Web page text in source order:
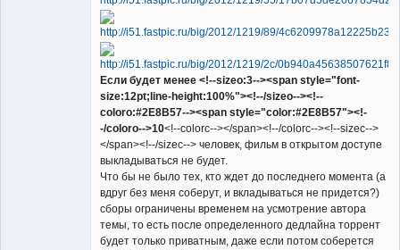
Если будет менее <!--sizeo:3--><span style="font-
size:12pt;line-height:100%"><!--/sizeo--><!--
coloro:#2E8B57--><span style="color:#2E8B57"><!-
-/coloro-->10<!--colorc--></span><!--/colorc--><!--sizec-->
</span><!--/sizec--> человек, фильм в открытом доступе
выкладываться не будет.
Что бы не было тех, кто ждет до последнего момента (а
вдруг без меня соберут, и вкладываться не придется?)
сборы ограничены временем на усмотрение автора
темы, то есть после определенного дедлайна торрент
будет только приватным, даже если потом соберется